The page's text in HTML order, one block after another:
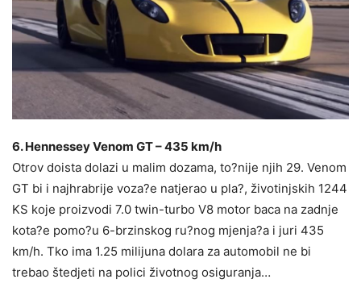
6. Hennessey Venom GT – 435 km/h
Otrov doista dolazi u malim dozama, to?nije njih 29. Venom
GT bi i najhrabrije voza?e natjerao u pla?, životinjskih 1244
KS koje proizvodi 7.0 twin-turbo V8 motor baca na zadnje
kota?e pomo?u 6-brzinskog ru?nog mjenja?a i juri 435
km/h. Tko ima 1.25 milijuna dolara za automobil ne bi
trebao štedjeti na polici životnog osiguranja…